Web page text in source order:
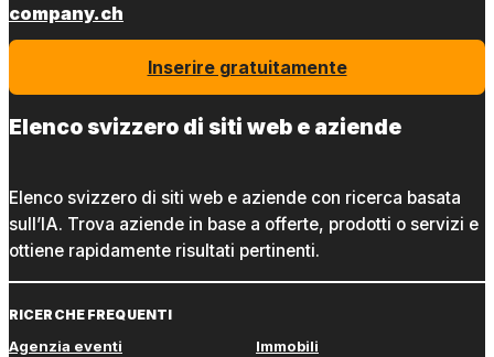
company.ch
Inserire gratuitamente
Elenco svizzero di siti web e aziende
Elenco svizzero di siti web e aziende con ricerca basata
sull’IA. Trova aziende in base a offerte, prodotti o servizi e
ottiene rapidamente risultati pertinenti.
RICERCHE FREQUENTI
Agenzia eventi
Immobili